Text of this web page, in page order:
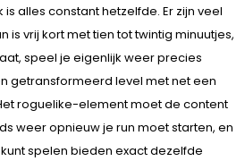
alles constant hetzelfde. Er zijn veel
is vrij kort met tien tot twintig minuutjes,
speel je eigenlijk weer precies
getransformeerd level met net een
roguelike-element moet de content
weer opnieuw je run moet starten, en
spelen bieden exact dezelfde